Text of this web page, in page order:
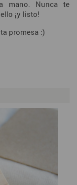
mano. Nunca te
¡y listo!
promesa :)